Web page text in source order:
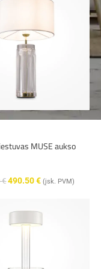
MUSE aukso
€ 490.50€ (įsk. PVM)